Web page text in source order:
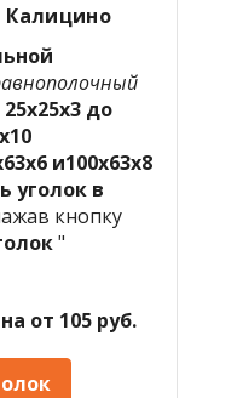
Калицино
до
и100х63х8
уголок в
кнопку
"
от 105 руб.